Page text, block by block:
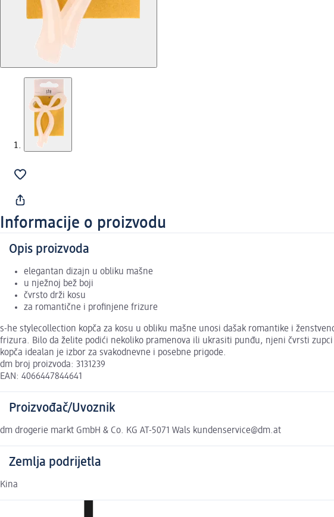
Informacije o proizvodu
Opis proizvoda
elegantan dizajn u obliku mašne
u nježnoj bež boji
čvrsto drži kosu
za romantične i profinjene frizure
s-he stylecollection kopča za kosu u obliku mašne unosi dašak romantike i
frizura. Bilo da želite podići nekoliko pramenova ili ukrasiti punđu, njeni čvrsti
kopča idealan je izbor za svakodnevne i posebne prigode.
dm broj proizvoda: 3131239
EAN: 4066447844641
Proizvođač/Uvoznik
dm drogerie markt GmbH & Co. KG AT-5071 Wals kundenservice@dm.at
Zemlja podrijetla
Kina